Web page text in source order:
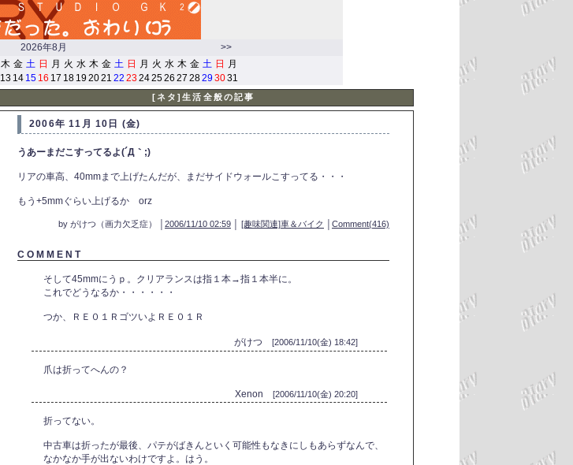
2026年8月
>>
木 金 土 日 月 火 水 木 金 土 日 月 火 水 木 金 土 日
月
13 14 15 16 17 18 19 2021 22 23 242526 27 2829 3031
[ネタ]生活全般の記事
2006年 11月 10日 (金)
うあーまだこすってるよ(´Д｀;)
リアの車高、40mmまで上げたんだが、まだサイドウォールこすってる・・・
もう+5mmぐらい上げるか orz
by がけつ（画力欠乏症） │ 2006/11/10 02:59 [趣味関連]車＆バイク Comment(416)
C O M M E N T
そして45mmにうｐ。クリアランスは指１本→指１本半に。
これでどうなるか・・・・・・
つか、ＲＥ０１ＲゴツいよＲＥ０１Ｒ
がけつ [2006/11/10(金) 18:42]
爪は折ってへんの？
Xenon [2006/11/10(金) 20:20]
折ってない。
中古車は折ったが最後、パテがばきんといく可能性もなきにしもあらずなんで、
なかなか手が出ないわけですよ。はう。